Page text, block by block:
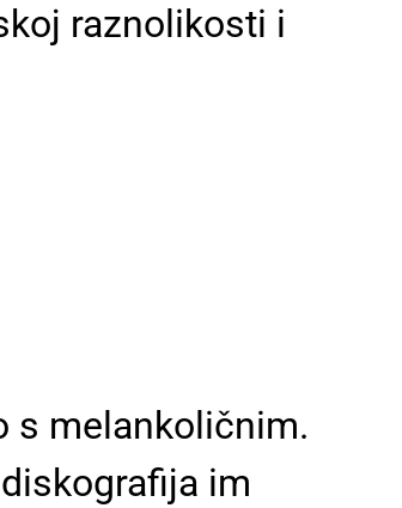
raznolikosti i
s melankoličnim.
im